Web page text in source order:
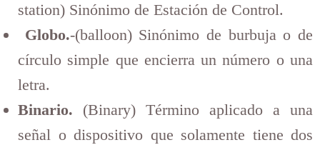
station) Sinónimo de Estación de Control.
Globo.-(balloon) Sinónimo de burbuja o de
círculo simple que encierra un número o una
letra.
Binario. (Binary) Término aplicado a una
señal o dispositivo que solamente tiene dos